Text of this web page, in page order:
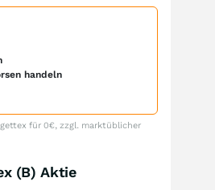
handeln
für 0€, zzgl. marktüblicher
(B) Aktie